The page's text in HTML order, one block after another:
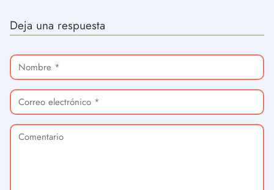
Deja una respuesta